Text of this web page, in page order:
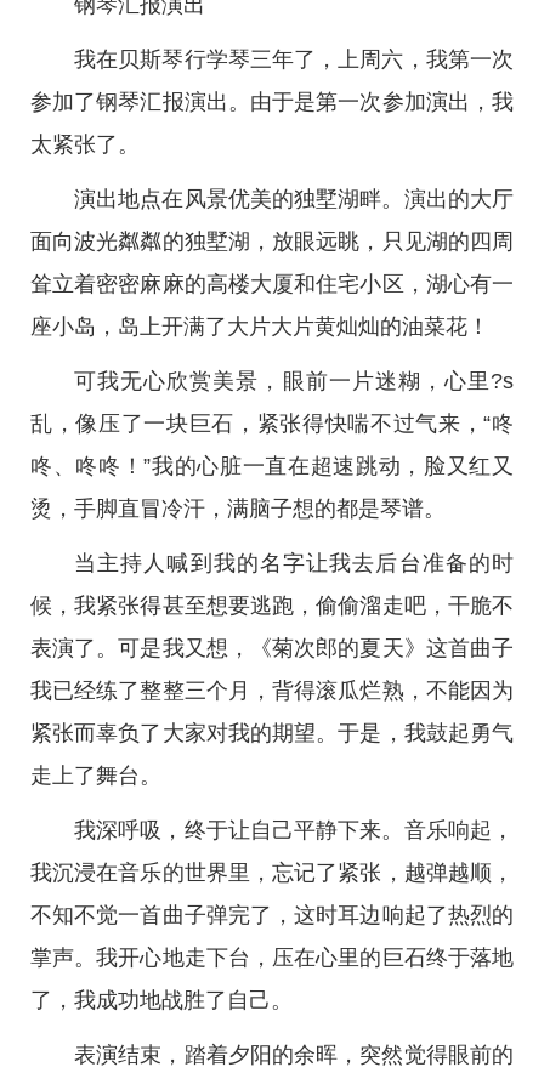
钢琴汇报演出
我在贝斯琴行学琴三年了，上周六，我第一次
参加了钢琴汇报演出。由于是第一次参加演出，我
太紧张了。
演出地点在风景优美的独墅湖畔。演出的大厅
面向波光粼粼的独墅湖，放眼远眺，只见湖的四周
耸立着密密麻麻的高楼大厦和住宅小区，湖心有一
座小岛，岛上开满了大片大片黄灿灿的油菜花！
可我无心欣赏美景，眼前一片迷糊，心里?s
乱，像压了一块巨石，紧张得快喘不过气来，“咚
咚、咚咚！”我的心脏一直在超速跳动，脸又红又
烫，手脚直冒冷汗，满脑子想的都是琴谱。
当主持人喊到我的名字让我去后台准备的时
候，我紧张得甚至想要逃跑，偷偷溜走吧，干脆不
表演了。可是我又想，《菊次郎的夏天》这首曲子
我已经练了整整三个月，背得滚瓜烂熟，不能因为
紧张而辜负了大家对我的期望。于是，我鼓起勇气
走上了舞台。
我深呼吸，终于让自己平静下来。音乐响起，
我沉浸在音乐的世界里，忘记了紧张，越弹越顺，
不知不觉一首曲子弹完了，这时耳边响起了热烈的
掌声。我开心地走下台，压在心里的巨石终于落地
了，我成功地战胜了自己。
表演结束，踏着夕阳的余晖，突然觉得眼前的